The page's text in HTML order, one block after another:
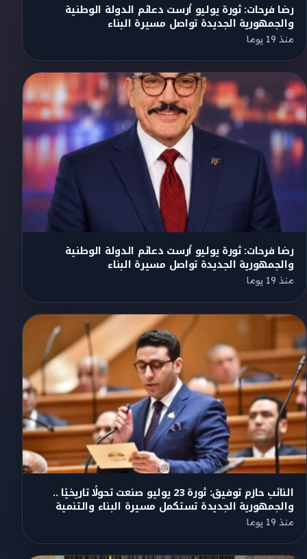
رضا فرحات: ثورة يوليو أرست دعائم الدولة الوطنية
والجمهورية الجديدة تواصل مسيرة البناء
منذ 19 يوما
رضا فرحات: ثورة يوليو أرست دعائم الدولة الوطنية
والجمهورية الجديدة تواصل مسيرة البناء
منذ 19 يوما
النائب حازم توفيق: ثورة 23 يوليو صنعت تحولًا تاريخيًا ..
والجمهورية الجديدة تستكمل مسيرة البناء والتنمية
منذ 19 يوما